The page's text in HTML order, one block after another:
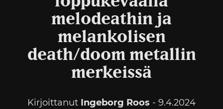
melodeathin ja
melankolisen
death/doom metallin
merkeissä
Kirjoittanut Ingeborg Roos - 9.4.2024